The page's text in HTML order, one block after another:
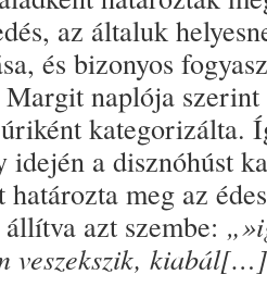
az általuk
és bizonyos
naplója szerint
kategorizálta.
idején a disznóhúst
határozta meg az
azt szembe:
veszekszik,